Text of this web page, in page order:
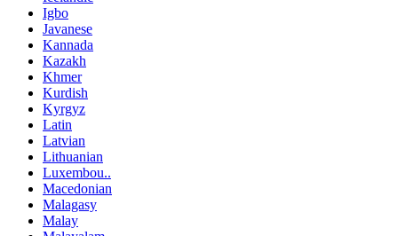
Igbo
Javanese
Kannada
Kazakh
Khmer
Kurdish
Kyrgyz
Latin
Latvian
Lithuanian
Luxembou..
Macedonian
Malagasy
Malay